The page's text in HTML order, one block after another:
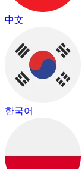
中文
한국어